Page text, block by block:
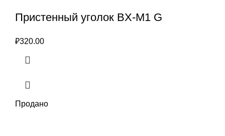
Пристенный уголок BX-M1 G
₽320.00
Продано